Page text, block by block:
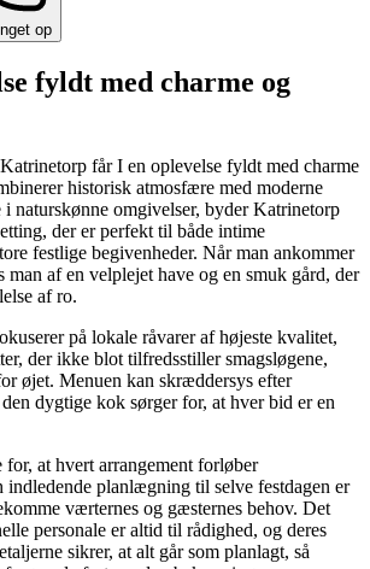
op
fyldt med charme og
får I en oplevelse fyldt med charme
historisk atmosfære med moderne
naturskønne omgivelser, byder Katrinetorp
der er perfekt til både intime
festlige begivenheder. Når man ankommer
af en velplejet have og en smuk gård, der
af ro.
på lokale råvarer af højeste kvalitet,
der ikke blot tilfredsstiller smagsløgene,
øjet. Menuen kan skræddersys efter
dygtige kok sørger for, at hver bid er en
for, at hvert arrangement forløber
indledende planlægning til selve festdagen er
værternes og gæsternes behov. Det
personale er altid til rådighed, og deres
sikrer, at alt går som planlagt, så